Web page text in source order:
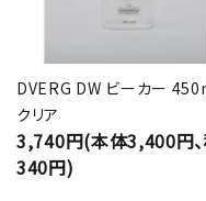
DVERG DW ビーカー
クリア
3,740円(本体3,400円
340円)